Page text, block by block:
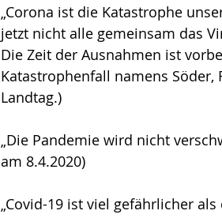
„Corona ist die Katastrophe
jetzt nicht alle gemeinsam das
Die Zeit der Ausnahmen ist
Katastrophenfall namens Söder,
Landtag.)
„Die Pandemie wird nicht
am 8.4.2020)
„Covid-19 ist viel gefährlicher als